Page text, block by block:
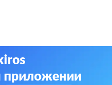
в мобильном приложении